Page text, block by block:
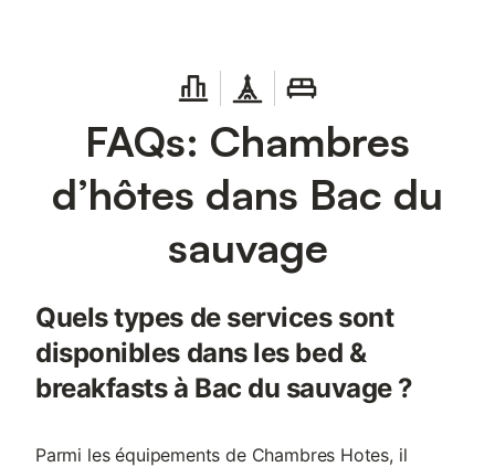
FAQs: Chambres
d’hôtes dans Bac du
sauvage
Quels types de services sont
disponibles dans les bed &
breakfasts à Bac du sauvage ?
Parmi les équipements de Chambres Hotes, il